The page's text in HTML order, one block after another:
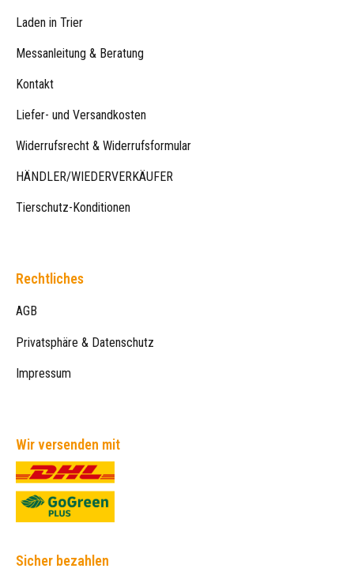
Laden in Trier
Messanleitung & Beratung
Kontakt
Liefer- und Versandkosten
Widerrufsrecht & Widerrufsformular
HÄNDLER/WIEDERVERKÄUFER
Tierschutz-Konditionen
Rechtliches
AGB
Privatsphäre & Datenschutz
Impressum
Wir versenden mit
Sicher bezahlen